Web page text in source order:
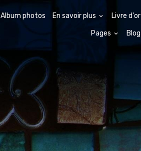
Album photos En savoir plus Livre d'or
Pages Blog